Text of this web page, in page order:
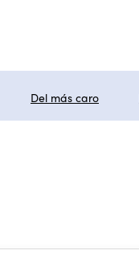
Del más caro